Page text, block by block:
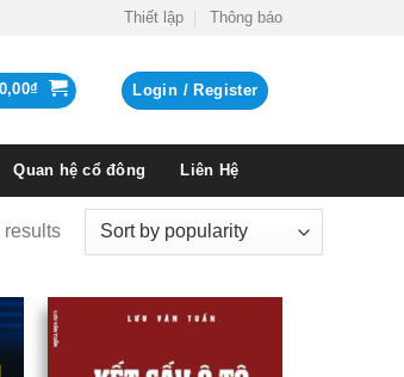
Thiết lập Thông báo
0,00₫ Login / Register
Quan hệ cổ đông Liên Hệ
results